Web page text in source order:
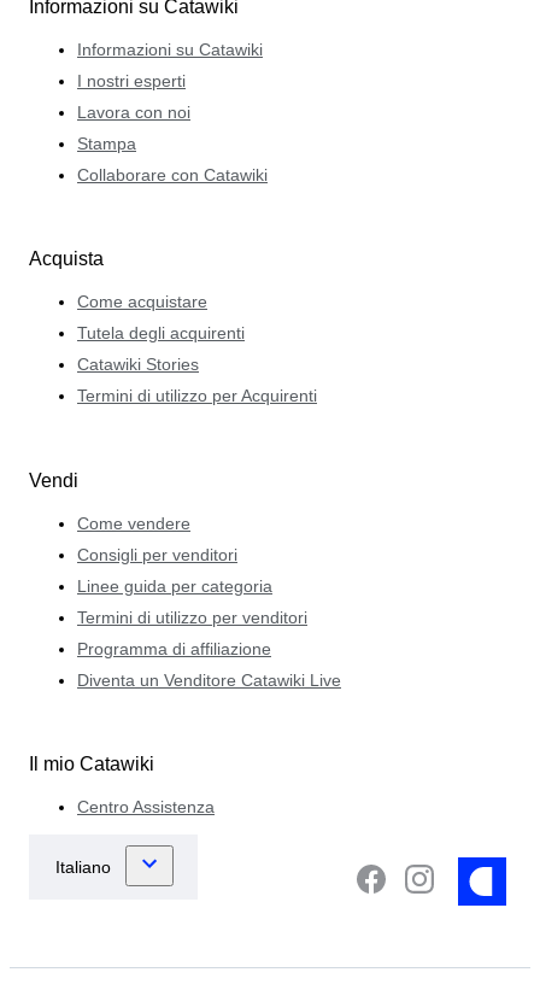
Informazioni su Catawiki
Informazioni su Catawiki
I nostri esperti
Lavora con noi
Stampa
Collaborare con Catawiki
Acquista
Come acquistare
Tutela degli acquirenti
Catawiki Stories
Termini di utilizzo per Acquirenti
Vendi
Come vendere
Consigli per venditori
Linee guida per categoria
Termini di utilizzo per venditori
Programma di affiliazione
Diventa un Venditore Catawiki Live
Il mio Catawiki
Centro Assistenza